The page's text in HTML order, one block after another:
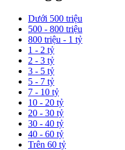
Dưới 500 triệu
500 - 800 triệu
800 triệu - 1 tỷ
1 - 2 tỷ
2 - 3 tỷ
3 - 5 tỷ
5 - 7 tỷ
7 - 10 tỷ
10 - 20 tỷ
20 - 30 tỷ
30 - 40 tỷ
40 - 60 tỷ
Trên 60 tỷ